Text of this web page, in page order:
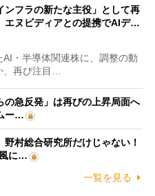
ンフラの新たな主役」として再
ヌビディアとの提携でAIデ…
・半導体関連株に、調整の動
、再び注目…
の急反発」は再びの上昇局面へ
ー…
野村総合研究所だけじゃない！
風に…
一覧を見る